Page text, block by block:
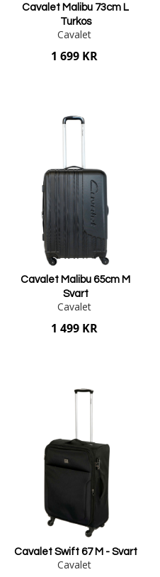
Cavalet Malibu 73cm L
Turkos
Cavalet
1 699 KR
Cavalet Malibu 65cm M
Svart
Cavalet
1 499 KR
Cavalet Swift 67 M - Svart
Cavalet